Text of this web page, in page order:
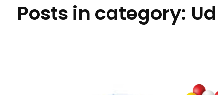
Posts in category: